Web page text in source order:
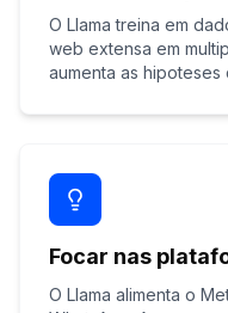
O Llama treina em
web extensa em
aumenta as
Focar nas
O Llama alimenta o